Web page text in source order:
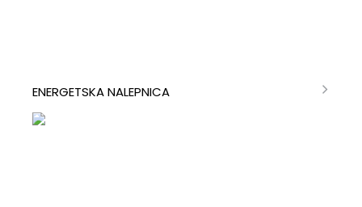
ENERGETSKA NALEPNICA